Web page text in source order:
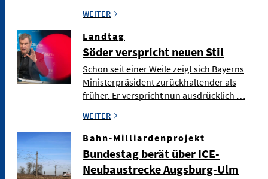
WEITER
Landtag
Söder verspricht neuen Stil
Schon seit einer Weile zeigt sich Bayerns
Ministerpräsident zurückhaltender als
früher. Er verspricht nun ausdrücklich …
WEITER
Bahn-Milliardenprojekt
Bundestag berät über ICE-
Neubaustrecke Augsburg-Ulm